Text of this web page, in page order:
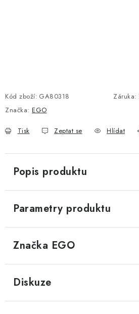
Kód zboží: GA80318 Záruka:
Značka: EGO
Tisk Zeptat se Hlídat
Popis produktu
Parametry produktu
Značka EGO
Diskuze